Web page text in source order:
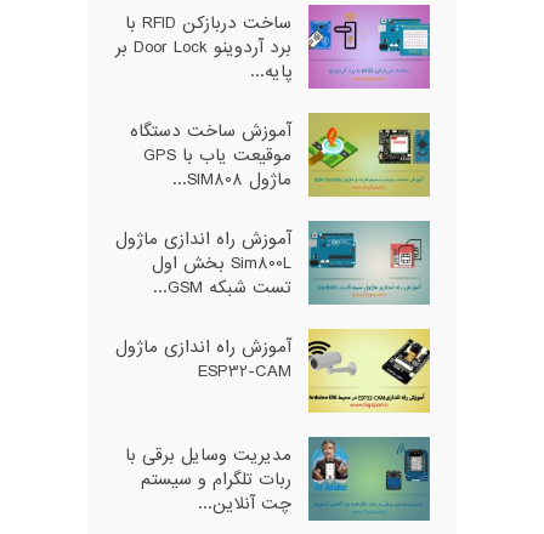
ساخت دربازکن RFID با
برد آردوینو Door Lock بر
پایه...
آموزش ساخت دستگاه
موقیعت یاب با GPS
ماژول SIM808...
آموزش راه اندازی ماژول
Sim800L بخش اول
تست شبکه GSM...
آموزش راه اندازی ماژول
ESP32-CAM
مدیریت وسایل برقی با
ربات تلگرام و سیستم
چت آنلاین...